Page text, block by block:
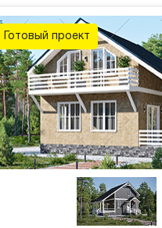
Готовый проект